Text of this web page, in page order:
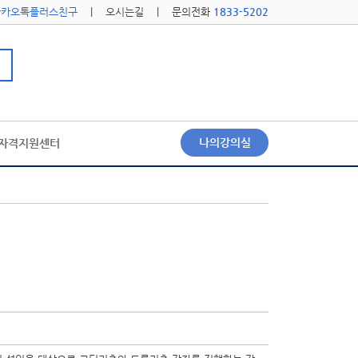
오톡플러스친구 오시는길 | 문의전화 1833-5202
격지원센터 나의강의실